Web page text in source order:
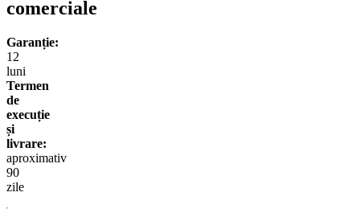
comerciale
Garanție:
12
luni
Termen
de
execuție
și
livrare:
aproximativ
90
zile